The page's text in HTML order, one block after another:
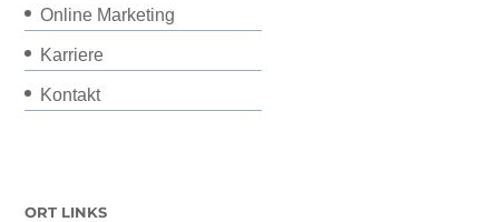
Online Marketing
Karriere
Kontakt
ORT LINKS